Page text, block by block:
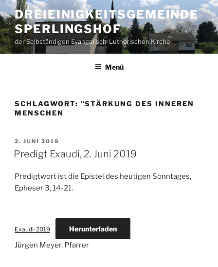
Zum
Inhalt
springen
DREIEINIGKEITSGEMEINDE
SPERLINGSHOF
der Selbständigen Evangelisch-Lutherischen Kirche
Menü
SCHLAGWORT: "STÄRKUNG DES INNEREN
MENSCHEN
VERÖFFENTLICHT
AM
2. JUNI 2019
Predigt Exaudi, 2. Juni 2019
Predigtwort ist die Epistel des heutigen Sonntages,
Epheser 3, 14-21.
Exaudi-2019 Herunterladen
Jürgen Meyer, Pfarrer